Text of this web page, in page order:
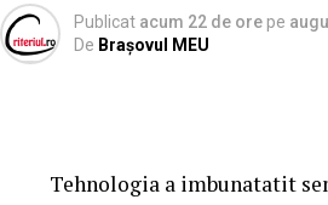
Publicat acum 22 de ore pe
De Brașovul MEU
Tehnologia a imbunatatit